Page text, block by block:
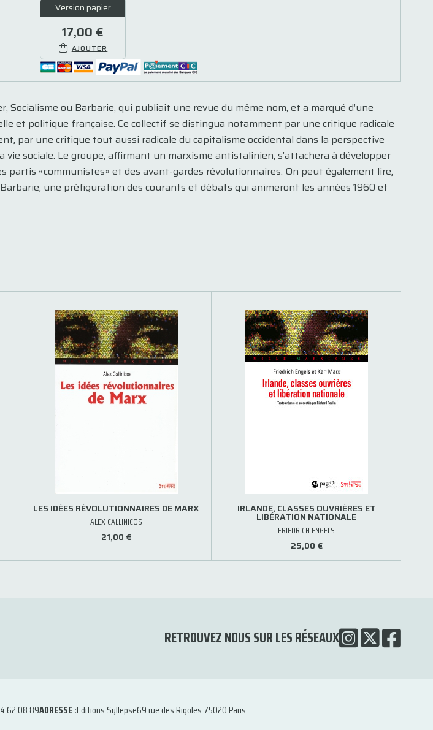
Version papier
17,00 €
AJOUTER
Socialisme ou Barbarie, qui publiait une revue du même nom, et a marqué d’une
et politique française. Ce collectif se distingua notamment par une critique radicale
par une critique tout aussi radicale du capitalisme occidental dans la perspective
vie sociale. Le groupe, affirmant un marxisme antistalinien, s’attachera à développer
partis «communistes» et des avant-gardes révolutionnaires. On peut également lire,
une préfiguration des courants et débats qui animeront les années 1960 et
LES IDÉES RÉVOLUTIONNAIRES DE MARX
ALEX CALLINICOS
21,00 €
IRLANDE, CLASSES OUVRIÈRES ET
LIBÉRATION NATIONALE
FRIEDRICH ENGELS
25,00 €
RETROUVEZ NOUS SUR LES RÉSEAUX
62 08 89ADRESSE :Editions Syllepse69 rue des Rigoles 75020 Paris